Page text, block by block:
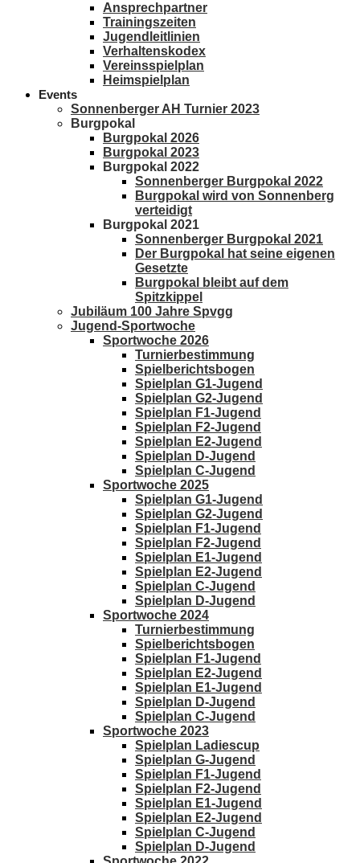
Ansprechpartner
Trainingszeiten
Jugendleitlinien
Verhaltenskodex
Vereinsspielplan
Heimspielplan
Events
Sonnenberger AH Turnier 2023
Burgpokal
Burgpokal 2026
Burgpokal 2023
Burgpokal 2022
Sonnenberger Burgpokal 2022
Burgpokal wird von Sonnenberg
verteidigt
Burgpokal 2021
Sonnenberger Burgpokal 2021
Der Burgpokal hat seine eigenen
Gesetzte
Burgpokal bleibt auf dem
Spitzkippel
Jubiläum 100 Jahre Spvgg
Jugend-Sportwoche
Sportwoche 2026
Turnierbestimmung
Spielberichtsbogen
Spielplan G1-Jugend
Spielplan G2-Jugend
Spielplan F1-Jugend
Spielplan F2-Jugend
Spielplan E2-Jugend
Spielplan D-Jugend
Spielplan C-Jugend
Sportwoche 2025
Spielplan G1-Jugend
Spielplan G2-Jugend
Spielplan F1-Jugend
Spielplan F2-Jugend
Spielplan E1-Jugend
Spielplan E2-Jugend
Spielplan C-Jugend
Spielplan D-Jugend
Sportwoche 2024
Turnierbestimmung
Spielberichtsbogen
Spielplan F1-Jugend
Spielplan E2-Jugend
Spielplan E1-Jugend
Spielplan D-Jugend
Spielplan C-Jugend
Sportwoche 2023
Spielplan Ladiescup
Spielplan G-Jugend
Spielplan F1-Jugend
Spielplan F2-Jugend
Spielplan E1-Jugend
Spielplan E2-Jugend
Spielplan C-Jugend
Spielplan D-Jugend